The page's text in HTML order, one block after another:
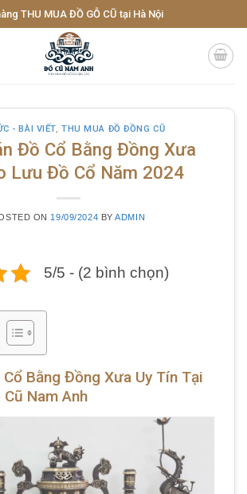
THU MUA ĐỒ GỖ CŨ tại Hà Nội
- BÀI VIẾT,THU MUA ĐỒ ĐỒNG CŨ
Đồ Cổ Bằng Đồng Xưa
Lưu Đồ Cổ Năm 2024
ON 19/09/2024 BYADMIN
5/5 - (2 bình chọn)
Bằng Đồng Xưa Uy Tín Tại
Nam Anh